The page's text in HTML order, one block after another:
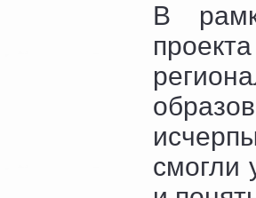
В
смогли